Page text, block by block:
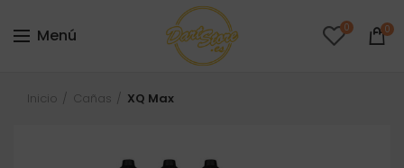
Menú 0 0
Inicio Cañas XQ Max